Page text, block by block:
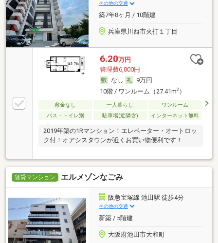
その他の交通
築7年8ヶ月 / 10階建
兵庫県川西市火打１丁目
6.20万円
管理費6,000円
なし
9万円
10階 / ワンルーム（27.41m2）
敷金なし 一人暮らし
ワンルーム
バス・トイレ別
駐車場(近隣含) インターネット無料
2019年築の1Rマンション！エレベーター・オートロッ
ク付！オアシスタウンが近くお買い物便利です！
賃貸マンション エルメゾンなごみ
阪急宝塚線 池田駅 徒歩4分
その他の交通
新築 / 5階建
大阪府池田市大和町